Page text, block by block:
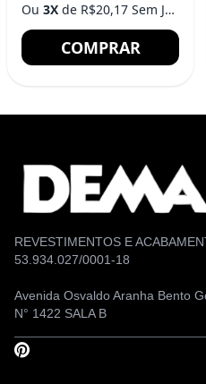
Ou 3X de R$20,17 Sem Juros
COMPRAR
REVESTIMENTOS E
53.934.027/0001-18
Avenida Osvaldo Aranha Bento
N° 1422 SALA B